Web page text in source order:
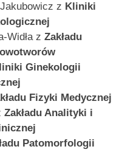
z Kliniki
Widła z Zakładu
Ginekologii
Fizyki Medycznej
Zakładu Analityki i
Patomorfologii